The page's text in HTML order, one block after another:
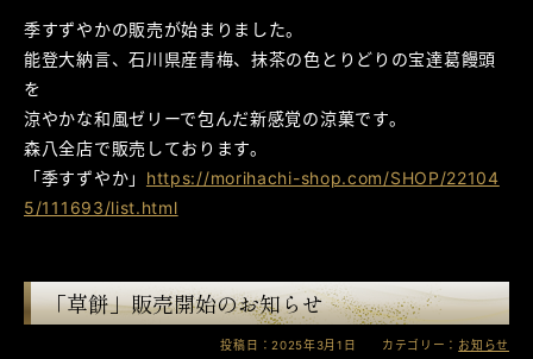
季すずやかの販売が始まりました。
能登大納言、石川県産青梅、抹茶の色とりどりの宝達葛饅頭
を
涼やかな和風ゼリーで包んだ新感覚の涼菓です。
森八全店で販売しております。
「季すずやか」 https://morihachi-shop.com/SHOP/22104
5/111693/list.html
「草餅」販売開始のお知らせ
投稿日：2025年3月1日 カテゴリー： お知らせ